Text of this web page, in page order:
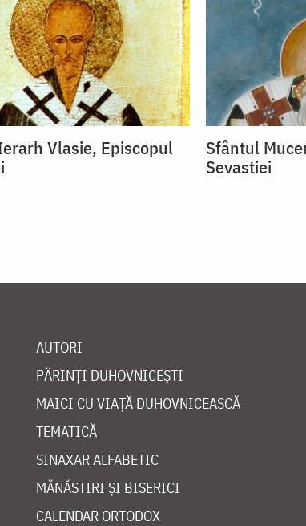
Vlasie, Episcopul
Sfântul
Sevastiei
AUTORI
PĂRINȚI DUHOVNICEȘTI
MAICI CU VIAȚĂ DUHOVNICEASCĂ
TEMATICĂ
SINAXAR ALFABETIC
MĂNĂSTIRI ȘI BISERICI
CALENDAR ORTODOX